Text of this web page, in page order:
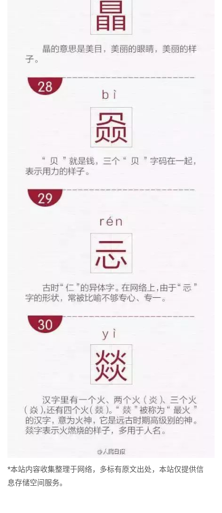
*本站内容收集整理于网络，多标有原文出处，本站仅提供信
息存储空间服务。